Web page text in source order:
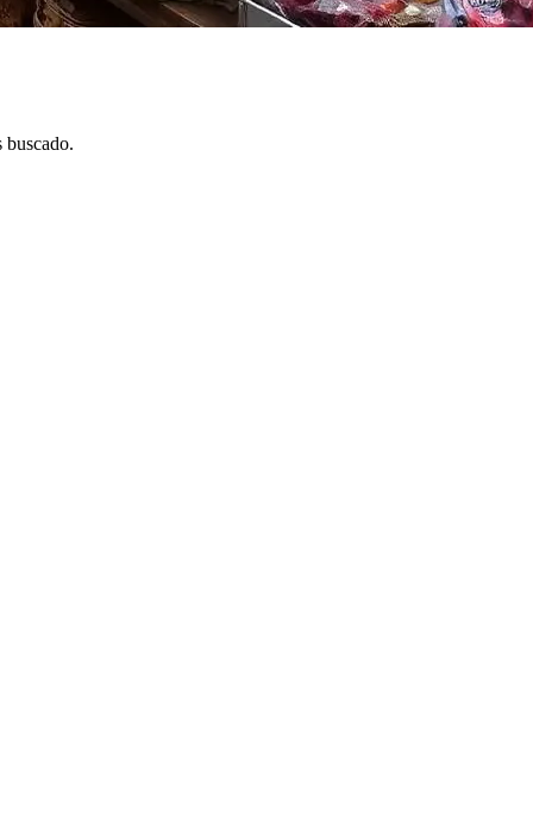
buscado.